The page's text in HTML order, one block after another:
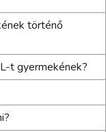
történő
t gyermekének?